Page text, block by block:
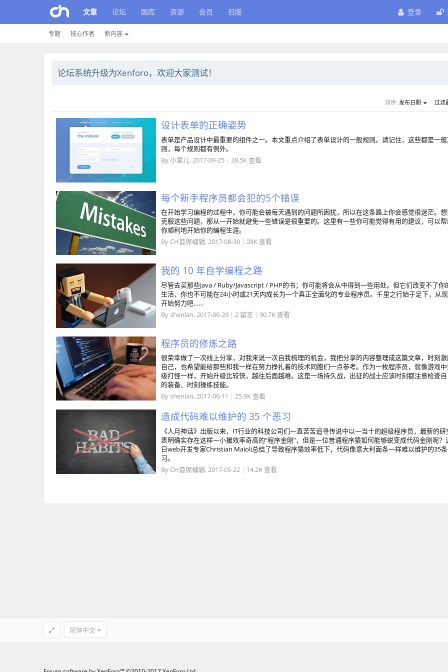
文章
专题 核心作者 新内容
论坛 图库 资源 会员 旧版 登录
论坛系统升级为Xenforo，欢迎大家测试！
排序: 发布日期 过滤
设计表单的正确姿势
表单是产品设计中最重要的组件之一。本文重点介绍了表单设计的一般规则。请记住，这些都是一
则，每个规则都有例外。
By小栗儿, 2017-09-25 | 28.5K 查看
每个新手程序员都会犯的5个错误
在开始学习编程的过程中，你可能会被每天遇到的问题所困扰，所以在这条路上你会感觉很迷茫。
克服这些问题，那从一开始就避免一些错误是很重要的。这里有一些你可能觉得有用的建议，可以
你顺利地开始你的编程生涯。
By CH首席编辑, 2017-08-30 | 28K 查看
我的 10 年自学编程之路
尽管去买那些Java / Ruby/Javascript / PHP的书；你可能将会从中得到一些用处。但它们改变不了你
生活，你也不可能在24小时或21天内成长为一个真正全面化的专业程序员。千里之行始于足下，从
开始努力吧……
Byshenlan, 2017-06-29 | 2 留言 | 30.7K 查看
程序员的修炼之路
很荣幸做了一次线上分享，对我来说一次自我梳理的机会，我把分享的内容整理成这篇文章，时刻
自己，也希望能给那些和我一样在努力挣扎着的技术同胞们一点参考。作为一枚程序员，就像游戏
级打怪一样，开始升级比较快，越往后面越难。这是一场持久战，出征的战士应该时刻都注意检查
的装备、时刻操练技能。
Byshenlan, 2017-06-11 | 25.9K 查看
造成代码难以维护的 35 个恶习
《人月神话》出版以来，IT行业的科技公司们一直苦苦追寻传说中以一当十的超级程序员，最新的研
表明确实存在这样一小撮效率奇高的“程序金刚”，但是一位普通程序猿如何能够蜕变成代码金刚呢？
日web开发专家Christian Maioli总结了导致程序猿效率低下，代码像意大利面条一样难以维护的35
习。
By CH首席编辑, 2017-05-22 | 14.2K 查看
简体中文